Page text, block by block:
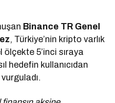
Binance TR Genel
, Türkiye’nin kripto varlık
5’inci sıraya
hedefin kullanıcıdan